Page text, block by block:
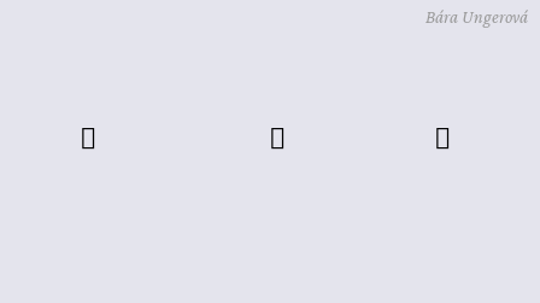
Bára Ungerová